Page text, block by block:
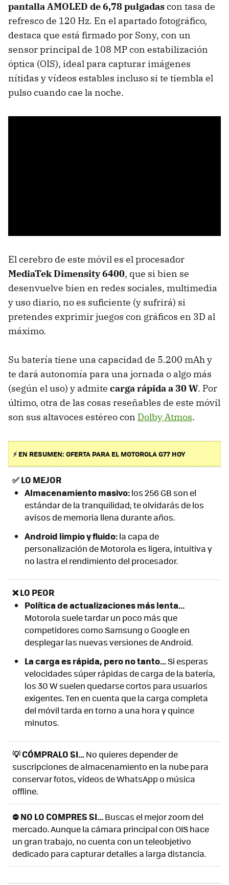
pantalla AMOLED de 6,78 pulgadascon tasa de
refresco de 120 Hz. En el apartado fotográfico,
destaca que está firmado por Sony, con un
sensor principal de 108 MP con estabilización
óptica (OIS), ideal para capturar imágenes
nítidas y vídeos estables incluso si te tiembla el
pulso cuando cae la noche.
El cerebro de este móvil es el procesador
MediaTek Dimensity 6400, que si bien se
desenvuelve bien en redes sociales, multimedia
y uso diario, no es suficiente (y sufrirá) si
pretendes exprimir juegos con gráficos en 3D al
máximo.
Su batería tiene una capacidad de 5.200 mAh y
te dará autonomía para una jornada o algo más
(según el uso) y admite carga rápida a 30 W. Por
último, otra de las cosas reseñables de este móvil
son sus altavoces estéreo con Dolby Atmos.
⚡ EN RESUMEN: OFERTA PARA EL MOTOROLA G77 HOY
✅LO MEJOR
Almacenamiento masivo:los 256 GB son el
estándar de la tranquilidad; te olvidarás de los
avisos de memoria llena durante años.
Android limpio y fluido:la capa de
personalización de Motorola es ligera, intuitiva y
no lastra el rendimiento del procesador.
❌ LO PEOR
Política de actualizaciones más lenta...
Motorola suele tardar un poco más que
competidores como Samsung o Google en
desplegar las nuevas versiones de Android.
La carga es rápida, pero no tanto...Si esperas
velocidades súper rápidas de carga de la batería,
los 30 W suelen quedarse cortos para usuarios
exigentes. Ten en cuenta que la carga completa
del móvil tarda en torno a una hora y quince
minutos.
💡 CÓMPRALO SI...No quieres depender de
suscripciones de almacenamiento en la nube para
conservar fotos, vídeos de WhatsApp o música
offline.
⛔ NO LO COMPRES SI...Buscas el mejor zoom del
mercado. Aunque la cámara principal con OIS hace
un gran trabajo, no cuenta con un teleobjetivo
dedicado para capturar detalles a larga distancia.